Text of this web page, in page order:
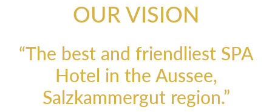
OUR VISION
“The best and friendliest SPA
Hotel in the Aussee,
Salzkammergut region.”